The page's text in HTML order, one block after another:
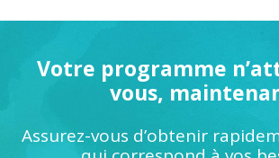
Votre programme
vous,
Assurez-vous d’obtenir